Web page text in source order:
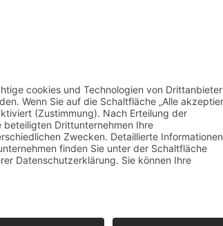
Gymnasiums Witten am